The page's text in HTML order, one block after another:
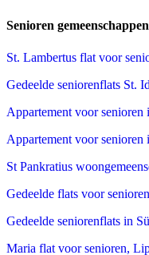
Senioren gemeenschappen
St. Lambertus flat voor
Gedeelde seniorenflats St.
Appartement voor
Appartement voor senioren
St Pankratius
Gedeelde flats voor
Gedeelde seniorenflats in
Maria flat voor senioren,